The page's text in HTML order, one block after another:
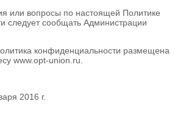
или вопросы по настоящей Политике
следует сообщать Администрации
конфиденциальности размещена
www.opt-union.ru.
2016 г.